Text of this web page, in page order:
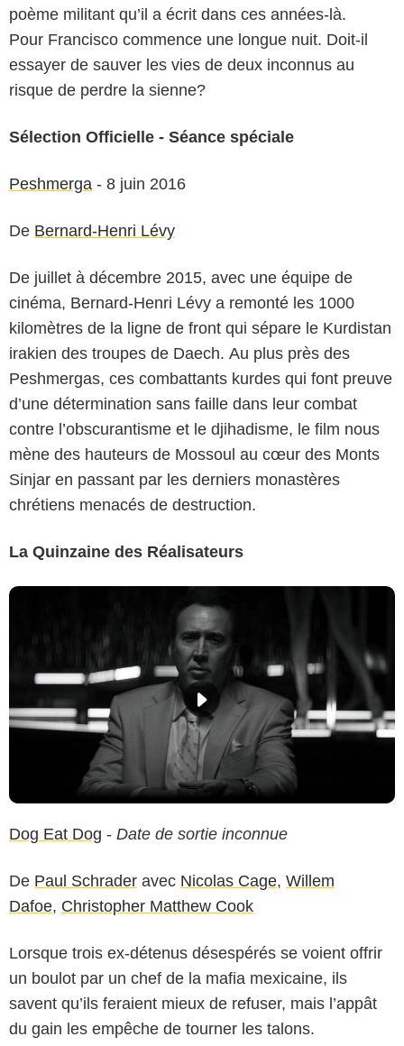
poème militant qu’il a écrit dans ces années-là.
Pour Francisco commence une longue nuit. Doit-il
essayer de sauver les vies de deux inconnus au
risque de perdre la sienne?
Sélection Officielle - Séance spéciale
Peshmerga - 8 juin 2016
De Bernard-Henri Lévy
De juillet à décembre 2015, avec une équipe de
cinéma, Bernard-Henri Lévy a remonté les 1000
kilomètres de la ligne de front qui sépare le Kurdistan
irakien des troupes de Daech. Au plus près des
Peshmergas, ces combattants kurdes qui font preuve
d’une détermination sans faille dans leur combat
contre l’obscurantisme et le djihadisme, le film nous
mène des hauteurs de Mossoul au cœur des Monts
Sinjar en passant par les derniers monastères
chrétiens menacés de destruction.
La Quinzaine des Réalisateurs
Dog Eat Dog - Date de sortie inconnue
De Paul Schrader avec Nicolas Cage, Willem
Dafoe, Christopher Matthew Cook
Lorsque trois ex-détenus désespérés se voient offrir
un boulot par un chef de la mafia mexicaine, ils
savent qu’ils feraient mieux de refuser, mais l’appât
du gain les empêche de tourner les talons.